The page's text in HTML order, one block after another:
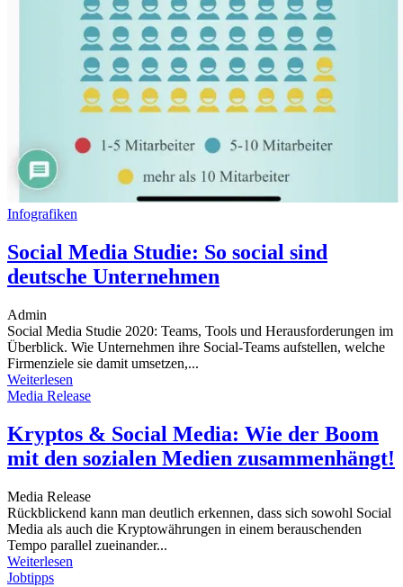
Infografiken
Social Media Studie: So social sind
deutsche Unternehmen
Admin
Social Media Studie 2020: Teams, Tools und Herausforderungen im
Überblick. Wie Unternehmen ihre Social-Teams aufstellen, welche
Firmenziele sie damit umsetzen,...
Weiterlesen
Media Release
Kryptos & Social Media: Wie der Boom
mit den sozialen Medien zusammenhängt!
Media Release
Rückblickend kann man deutlich erkennen, dass sich sowohl Social
Media als auch die Kryptowährungen in einem berauschenden
Tempo parallel zueinander...
Weiterlesen
Jobtipps